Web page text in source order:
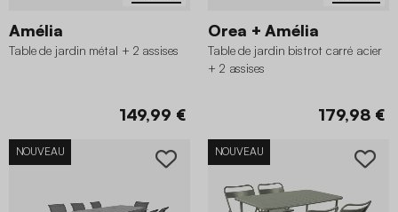
Amélia
Table de jardin métal + 2 assises
149,99 €
Orea + Amélia
Table de jardin bistrot carré acier
+ 2 assises
179,98 €
NOUVEAU NOUVEAU